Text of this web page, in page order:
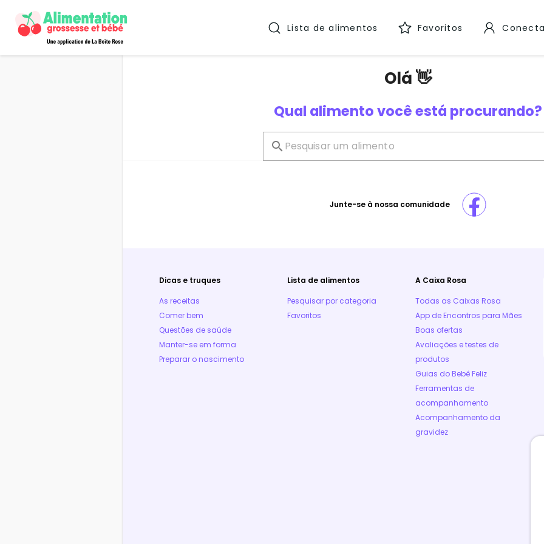
Lista de alimentos Favoritos
Olá 👋
Qual alimento você está procurando?
Junte-se à nossa comunidade
Dicas e truques
As receitas
Comer bem
Questões de saúde
Manter-se em forma
Preparar o nascimento
Lista de alimentos
Pesquisar por categoria
Favoritos
A Caixa Rosa
Todas as Caixas Rosa
App de Encontros para Mães
Boas ofertas
Avaliações e testes de
produtos
Guias do Bebê Feliz
Ferramentas de
acompanhamento
Acompanhamento da
gravidez